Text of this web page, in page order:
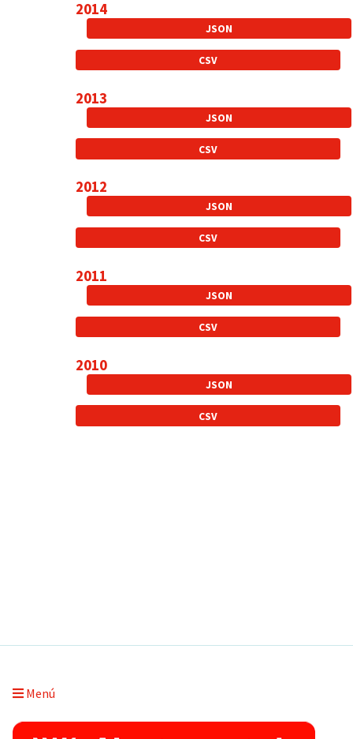
2014
JSON
CSV
2013
JSON
CSV
2012
JSON
CSV
2011
JSON
CSV
2010
JSON
CSV
Menú